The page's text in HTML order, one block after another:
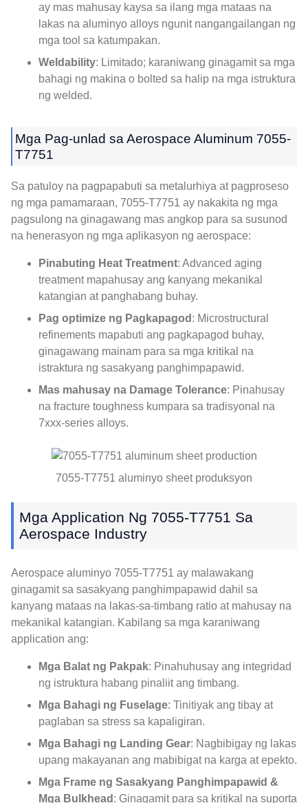
ay mas mahusay kaysa sa ilang mga mataas na
lakas na aluminyo alloys ngunit nangangailangan ng
mga tool sa katumpakan.
Weldability: Limitado; karaniwang ginagamit sa mga
bahagi ng makina o bolted sa halip na mga istruktura
ng welded.
Mga Pag-unlad sa Aerospace Aluminum 7055-
T7751
Sa patuloy na pagpapabuti sa metalurhiya at pagproseso
ng mga pamamaraan, 7055-T7751 ay nakakita ng mga
pagsulong na ginagawang mas angkop para sa susunod
na henerasyon ng mga aplikasyon ng aerospace:
Pinabuting Heat Treatment: Advanced aging
treatment mapahusay ang kanyang mekanikal
katangian at panghabang buhay.
Pag optimize ng Pagkapagod : Microstructural
refinements mapabuti ang pagkapagod buhay,
ginagawang mainam para sa mga kritikal na
istraktura ng sasakyang panghimpapawid.
Mas mahusay na Damage Tolerance: Pinahusay
na fracture toughness kumpara sa tradisyonal na
7xxx-series alloys.
7055-T7751 aluminyo sheet produksyon
Mga Application Ng 7055-T7751 Sa
Aerospace Industry
Aerospace aluminyo 7055-T7751 ay malawakang
ginagamit sa sasakyang panghimpapawid dahil sa
kanyang mataas na lakas-sa-timbang ratio at mahusay na
mekanikal katangian. Kabilang sa mga karaniwang
application ang:
Mga Balat ng Pakpak: Pinahuhusay ang integridad
ng istruktura habang pinaliit ang timbang.
Mga Bahagi ng Fuselage: Tinitiyak ang tibay at
paglaban sa stress sa kapaligiran.
Mga Bahagi ng Landing Gear: Nagbibigay ng lakas
upang makayanan ang mabibigat na karga at epekto.
Mga Frame ng Sasakyang Panghimpapawid &
Mga Bulkhead : Ginagamit para sa kritikal na suporta